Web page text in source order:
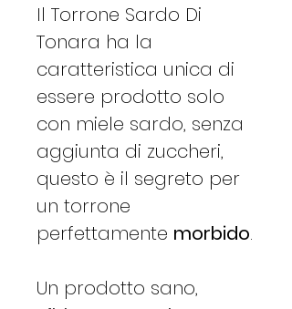
Il Torrone Sardo Di
Tonara ha la
caratteristica unica di
essere prodotto solo
con miele sardo, senza
aggiunta di zuccheri,
questo è il segreto per
un torrone
perfettamente morbido.
Un prodotto sano,